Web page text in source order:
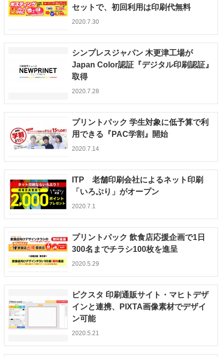
セットで、初回利用は印刷代無料
2020.7.30
シンプレスジャパン 木更津工場が
Japan Color認証『デジタル印刷認証』
取得
2020.7.28
プリントパック 学生対象に低予算で利
用できる『PAC学割』開始
2020.7.14
ITP 老舗印刷会社によるネット印刷
「いろぷり」がオープン
2020.7.1
プリントパック 飲食店応援企画で1日
300名までチラシ100枚を進呈
2020.5.29
ピクスタ 印刷通販サイト・マヒトデザ
インと連携、PIXTA画像素材でデザイ
ン可能
2020.5.21